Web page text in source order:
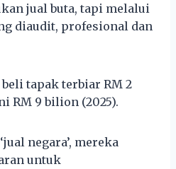
jual buta, tapi melalui
diaudit, profesional dan
tapak terbiar RM 2
RM 9 bilion (2025).
negara’, mereka
untuk